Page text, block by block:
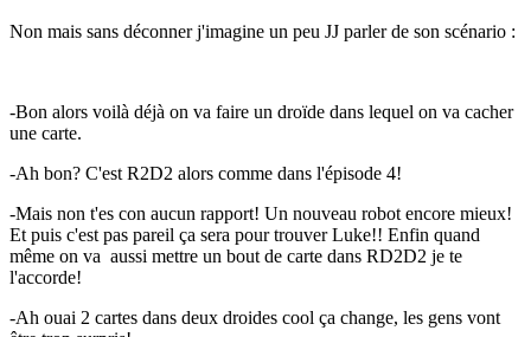
Non mais sans déconner j'imagine un peu JJ parler de son scénario :
-Bon alors voilà déjà on va faire un droïde dans lequel on va cacher
une carte.
-Ah bon? C'est R2D2 alors comme dans l'épisode 4!
-Mais non t'es con aucun rapport! Un nouveau robot encore mieux!
Et puis c'est pas pareil ça sera pour trouver Luke!! Enfin quand
même on va aussi mettre un bout de carte dans RD2D2 je te
l'accorde!
-Ah ouai 2 cartes dans deux droides cool ça change, les gens vont